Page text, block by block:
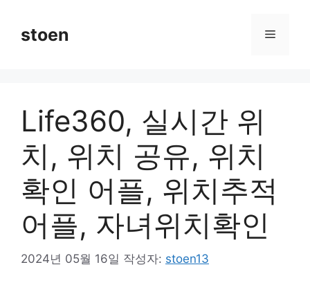
stoen 메
Life360, 실시간 위
치, 위치 공유, 위치
확인 어플, 위치추적
어플, 자녀위치확인
2024년 05월 16일 작성자: stoen13